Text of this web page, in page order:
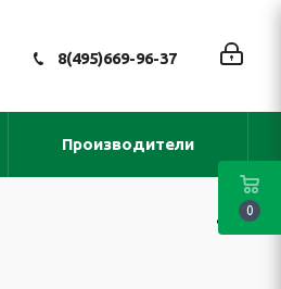
8(495)669-96-37
Производители
0